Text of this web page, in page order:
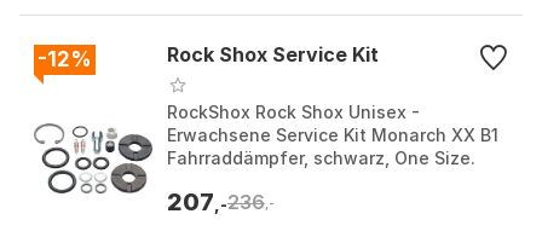
-12% Rock Shox Service Kit
RockShox Rock Shox Unisex -
Erwachsene Service Kit Monarch XX B1
Fahrraddämpfer, schwarz, One Size.
Størrelse: One Size...
207 ,-236 ,-